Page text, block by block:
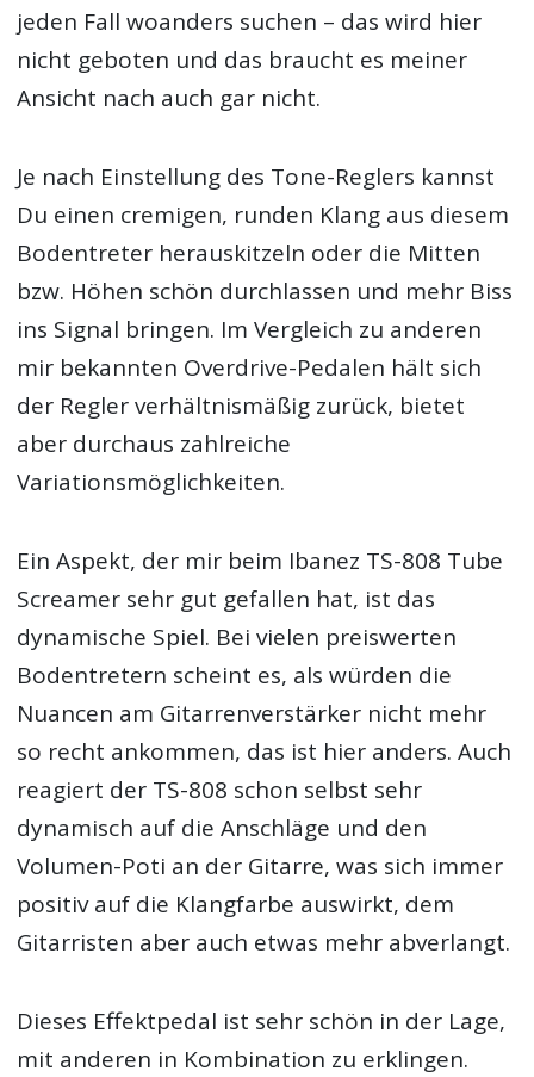
jeden Fall woanders suchen – das wird hier
nicht geboten und das braucht es meiner
Ansicht nach auch gar nicht.
Je nach Einstellung des Tone-Reglers kannst
Du einen cremigen, runden Klang aus diesem
Bodentreter herauskitzeln oder die Mitten
bzw. Höhen schön durchlassen und mehr Biss
ins Signal bringen. Im Vergleich zu anderen
mir bekannten Overdrive-Pedalen hält sich
der Regler verhältnismäßig zurück, bietet
aber durchaus zahlreiche
Variationsmöglichkeiten.
Ein Aspekt, der mir beim Ibanez TS-808 Tube
Screamer sehr gut gefallen hat, ist das
dynamische Spiel. Bei vielen preiswerten
Bodentretern scheint es, als würden die
Nuancen am Gitarrenverstärker nicht mehr
so recht ankommen, das ist hier anders. Auch
reagiert der TS-808 schon selbst sehr
dynamisch auf die Anschläge und den
Volumen-Poti an der Gitarre, was sich immer
positiv auf die Klangfarbe auswirkt, dem
Gitarristen aber auch etwas mehr abverlangt.
Dieses Effektpedal ist sehr schön in der Lage,
mit anderen in Kombination zu erklingen.